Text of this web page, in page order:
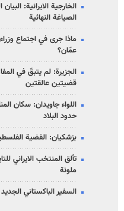
الخارجية الايرانية:
الصياغة النهائية
ماذا جرى في اجتماع
عمّان؟
الجزيرة: لم يتبقّ في
قضيتين عالقتين
اللواء جاويدان: سكان
حدود البلاد
بزشكيان: القضية
ملونة
السفير الباكستاني